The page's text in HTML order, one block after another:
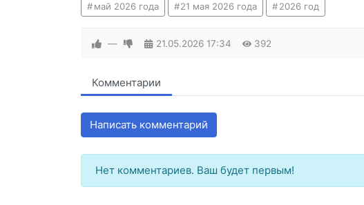
май 2026 года 21 мая 2026 года 2026 год
— 21.05.2026 17:34 392
Комментарии
Написать комментарий
Нет комментариев. Ваш будет первым!